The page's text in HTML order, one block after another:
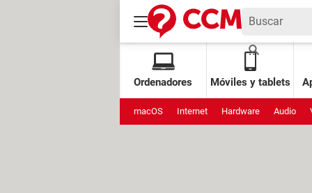
Ordenadores Móviles y tablets
macOS Internet Hardware Audio